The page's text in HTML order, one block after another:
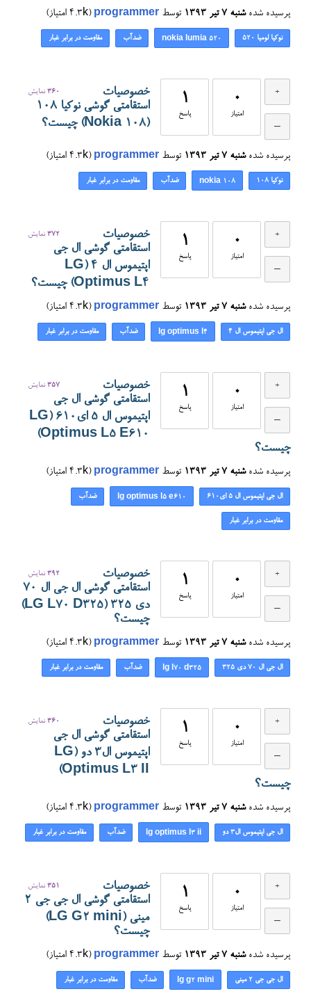
پرسیده شده شنبه ۷ تیر ۱۳۹۳ توسط programmer
(
4.3k امتیاز)
نوکیا لومیا ۵۲۰ nokia lumia 520 ضدآب مقاومت در برابر غبار
0
امتیاز
1
پاسخ
360 نمایش
خصوصیات
استقامتی گوشی نوکیا 108
(Nokia 108) چیست؟
پرسیده شده شنبه ۷ تیر ۱۳۹۳ توسط programmer
(
4.3k امتیاز)
نوکیا 108 nokia 108 ضدآب مقاومت در برابر غبار
0
امتیاز
1
پاسخ
372 نمایش
خصوصیات
استقامتی گوشی ال جی
اپتیموس ال ۴ (LG
Optimus L4) چیست؟
پرسیده شده شنبه ۷ تیر ۱۳۹۳ توسط programmer
(
4.3k امتیاز)
ال جی اپتیموس ال ۴ lg optimus l4 ضدآب مقاومت در برابر غبار
0
امتیاز
1
پاسخ
357 نمایش
خصوصیات
استقامتی گوشی ال جی
اپتیموس ال ۵ ای۶۱۰ (LG
Optimus L5 E610)
چیست؟
پرسیده شده شنبه ۷ تیر ۱۳۹۳ توسط programmer
(
4.3k امتیاز)
ال جی اپتیموس ال ۵ ای۶۱۰ lg optimus l5 e610 ضدآب
مقاومت در برابر غبار
0
امتیاز
1
پاسخ
392 نمایش
خصوصیات
استقامتی گوشی ال جی ال 70
دی ۳۲۵ (LG L70 D325)
چیست؟
پرسیده شده شنبه ۷ تیر ۱۳۹۳ توسط programmer
(
4.3k امتیاز)
ال جی ال 70 دی ۳۲۵ lg l70 d325 ضدآب مقاومت در برابر غبار
0
امتیاز
1
پاسخ
360 نمایش
خصوصیات
استقامتی گوشی ال جی
اپتیموس ال۳ دو (LG
Optimus L3 II)
چیست؟
پرسیده شده شنبه ۷ تیر ۱۳۹۳ توسط programmer
(
4.3k امتیاز)
ال جی اپتیموس ال۳ دو lg optimus l3 ii ضدآب مقاومت در برابر غبار
0
امتیاز
1
پاسخ
351 نمایش
خصوصیات
استقامتی گوشی ال جی جی ۲
مینی (LG G2 mini)
چیست؟
پرسیده شده شنبه ۷ تیر ۱۳۹۳ توسط programmer
(
4.3k امتیاز)
ال جی جی ۲ مینی lg g2 mini ضدآب مقاومت در برابر غبار